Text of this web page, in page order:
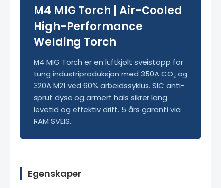
M4 MIG Torch | Air-Cooled
High-Performance
Welding Torch
M4 MIG Torch er en luftkjølt sveistopp for
tung industriproduksjon med 350A CO₂ og
320A M21 ved 60% arbeidssyklus. SIC anti-
sprut dyse og armert hals sikrer lang
levetid og effektiv drift. 5 års garanti via
RAM SVEIS.
Egenskaper